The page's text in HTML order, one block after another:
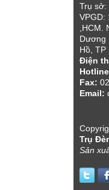
Trụ sở:
VPGD:
,HCM.
Dương
Hồ, TP
Điện
Fax:
Email:
Trụ
Sản